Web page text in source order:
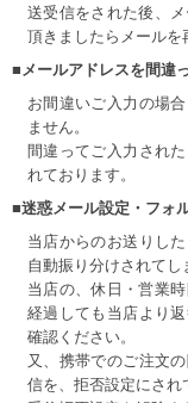
送受信をされた後、
頂きましたらメールを
■メールアドレスを間違
お間違いご入力の場
ません。
間違ってご入力され
れております。
■迷惑メール設定・フォ
当店からのお送りし
自動振り分けされてし
当店の、休日・営業
経過しても当店より
確認ください。
又、携帯でのご注文
信を、拒否設定にされ